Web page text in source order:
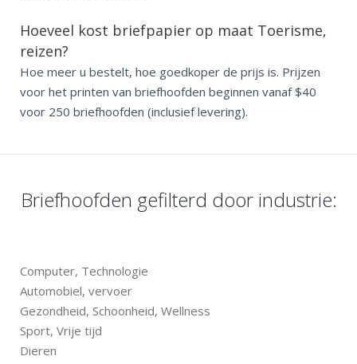
Hoeveel kost briefpapier op maat Toerisme,
reizen?
Hoe meer u bestelt, hoe goedkoper de prijs is. Prijzen
voor het printen van briefhoofden beginnen vanaf $40
voor 250 briefhoofden (inclusief levering).
Briefhoofden gefilterd door industrie:
Computer, Technologie
Automobiel, vervoer
Gezondheid, Schoonheid, Wellness
Sport, Vrije tijd
Dieren